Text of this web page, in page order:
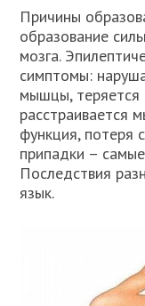
Причины
образование
мозга.
симптомы:
мышцы, теряется
расстраивается
функция, потеря
припадки –
Последствия
язык.